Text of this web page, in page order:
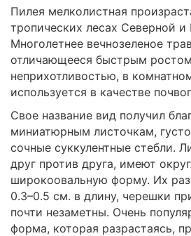
Пилея мелколистная
тропических лесах Северной
Многолетнее вечнозеленое
отличающееся быстрым
неприхотливостью, в
используется в качестве
Свое название вид получил
миниатюрным листочкам,
сочные суккулентные стебли.
друг против друга, имеют
широкоовальную форму. Их
0.3–0.5 см. в длину, черешки
почти незаметны. Очень
форма, которая разрастаясь,